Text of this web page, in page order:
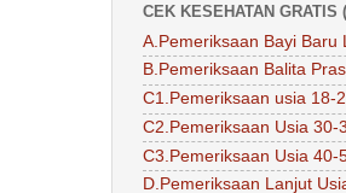
CEK KESEHATAN GRATIS
A.Pemeriksaan Bayi Baru
B.Pemeriksaan Balita
C1.Pemeriksaan usia 18-
C2.Pemeriksaan Usia 30-
C3.Pemeriksaan Usia 40-
D.Pemeriksaan Lanjut